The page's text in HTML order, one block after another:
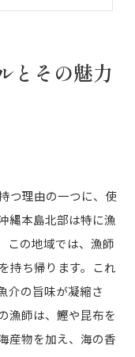
風味
文化
とその魅力
つ理由の一つに、使
縄本島北部は特に漁
この地域では、漁師
持ち帰ります。これ
介の旨味が凝縮さ
漁師は、鰹や昆布を
産物を加え、海の香